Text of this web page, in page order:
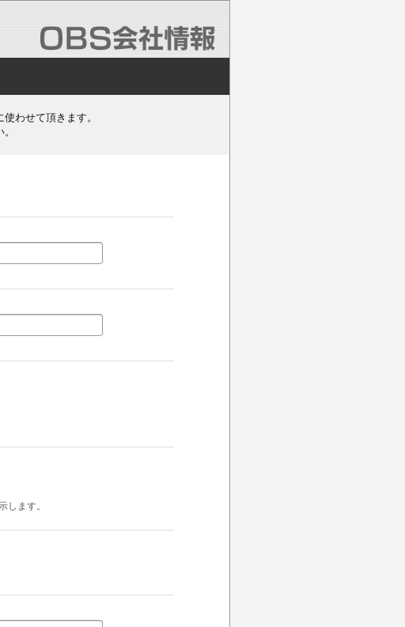
わせて頂きます。
します。